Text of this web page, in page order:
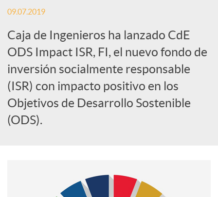
o
c
i
09.07.2019
Caja de Ingenieros ha lanzado CdE
ODS Impact ISR, FI, el nuevo fondo de
inversión socialmente responsable
(ISR) con impacto positivo en los
Objetivos de Desarrollo Sostenible
(ODS).